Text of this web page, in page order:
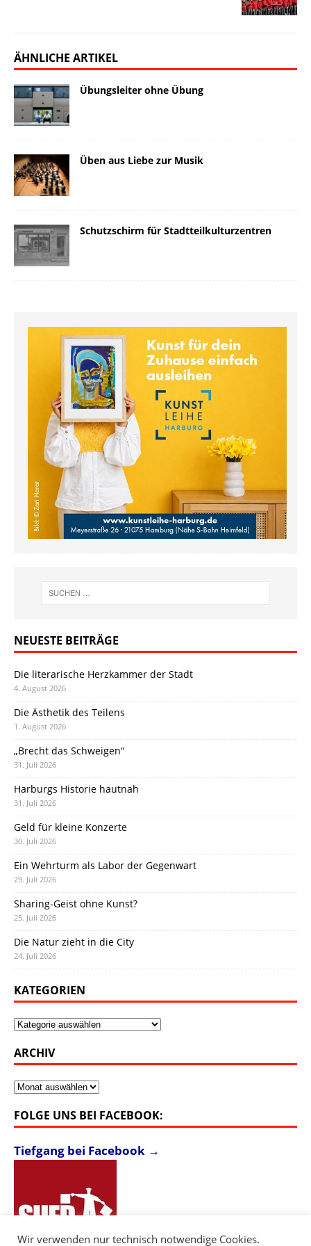
ÄHNLICHE ARTIKEL
Übungsleiter ohne Übung
Üben aus Liebe zur Musik
Schutzschirm für Stadtteilkulturzentren
NEUESTE BEITRÄGE
Die literarische Herzkammer der Stadt
4. August 2026
Die Ästhetik des Teilens
1. August 2026
„Brecht das Schweigen“
31. Juli 2026
Harburgs Historie hautnah
31. Juli 2026
Geld für kleine Konzerte
30. Juli 2026
Ein Wehrturm als Labor der Gegenwart
29. Juli 2026
Sharing-Geist ohne Kunst?
25. Juli 2026
Die Natur zieht in die City
24. Juli 2026
KATEGORIEN
Kategorien
ARCHIV
Archiv
FOLGE UNS BEI FACEBOOK:
Tiefgang bei Facebook →
Wir verwenden nur technisch notwendige Cookies.